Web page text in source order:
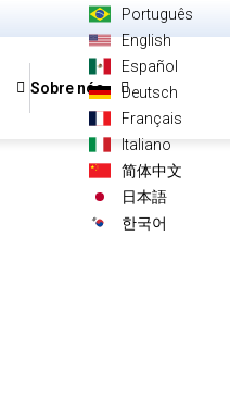
Português
English
Español
Deutsch
Français
Italiano
简体中文
日本語
한국어
Sobre nós